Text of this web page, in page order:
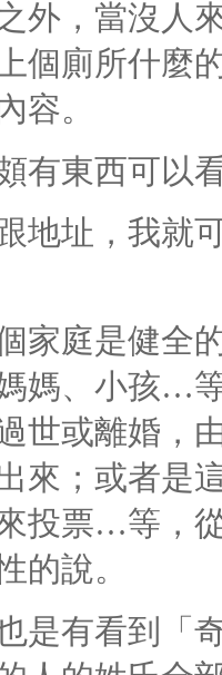
外，當沒人
個廁所什麼
容。
有東西可以
地址，我就
家庭是健全
媽、小孩…
世或離婚，
來；或者是
投票…等，
的說。
是有看到「